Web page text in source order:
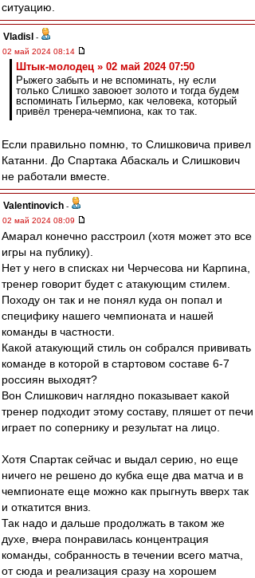
ситуацию.
Vladisl
-
02 май 2024 08:14
Штык-молодец » 02 май 2024 07:50
Рыжего забыть и не вспоминать, ну если
только Слишко завоюет золото и тогда будем
вспоминать Гильермо, как человека, который
привёл тренера-чемпиона, как то так.
Если правильно помню, то Слишковича привел
Катанни. До Спартака Абаскаль и Слишкович
не работали вместе.
Valentinovich -
02 май 2024 08:09
Амарал конечно расстроил (хотя может это все
игры на публику).
Нет у него в списках ни Черчесова ни Карпина,
тренер говорит будет с атакующим стилем.
Походу он так и не понял куда он попал и
специфику нашего чемпионата и нашей
команды в частности.
Какой атакующий стиль он собрался прививать
команде в которой в стартовом составе 6-7
россиян выходят?
Вон Слишкович наглядно показывает какой
тренер подходит этому составу, пляшет от печи
играет по сопернику и результат на лицо.
Хотя Спартак сейчас и выдал серию, но еще
ничего не решено до кубка еще два матча и в
чемпионате еще можно как прыгнуть вверх так
и откатится вниз.
Так надо и дальше продолжать в таком же
духе, вчера понравилась концентрация
команды, собранность в течении всего матча,
от сюда и реализация сразу на хорошем